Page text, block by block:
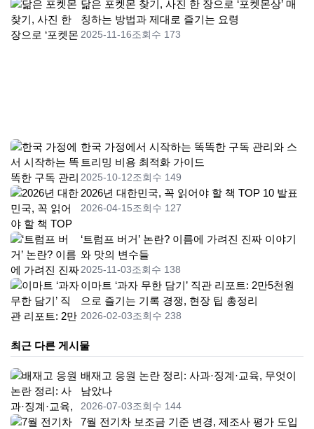
닮은 포켓몬 찾기, 사진 한 장으로 ‘포켓몬상’ 매
칭하는 방법과 제대로 즐기는 요령
2025-11-16조회수 173
한국 가정에서 시작하는 똑똑한 구독 관리와 스
트리밍 비용 최적화 가이드
2025-10-12조회수 149
2026년 대한민국, 꼭 읽어야 할 책 TOP 10 발표
2026-04-15조회수 127
‘트럼프 버거’ 논란? 이름에 가려진 진짜 이야기
와 맛의 변수들
2025-11-03조회수 138
이마트 ‘과자 무한 담기’ 직관 리포트: 2만5천원
으로 즐기는 기록 경쟁, 현장 팁 총정리
2026-02-03조회수 238
최근 다른 게시물
배재고 응원 논란 정리: 사과·징계·교육, 무엇이
남았나
2026-07-03조회수 144
7월 전기차 보조금 기준 변경, 제조사 평가 도입